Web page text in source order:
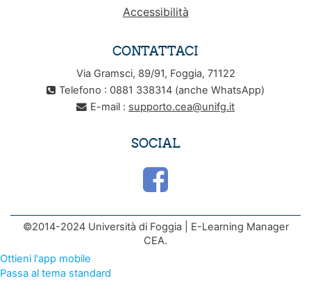
Accessibilità
CONTATTACI
Via Gramsci, 89/91, Foggia, 71122
Telefono : 0881 338314 (anche WhatsApp)
E-mail : supporto.cea@unifg.it
SOCIAL
©2014-2024 Università di Foggia | E-Learning Manager
CEA.
Ottieni l'app mobile
Passa al tema standard